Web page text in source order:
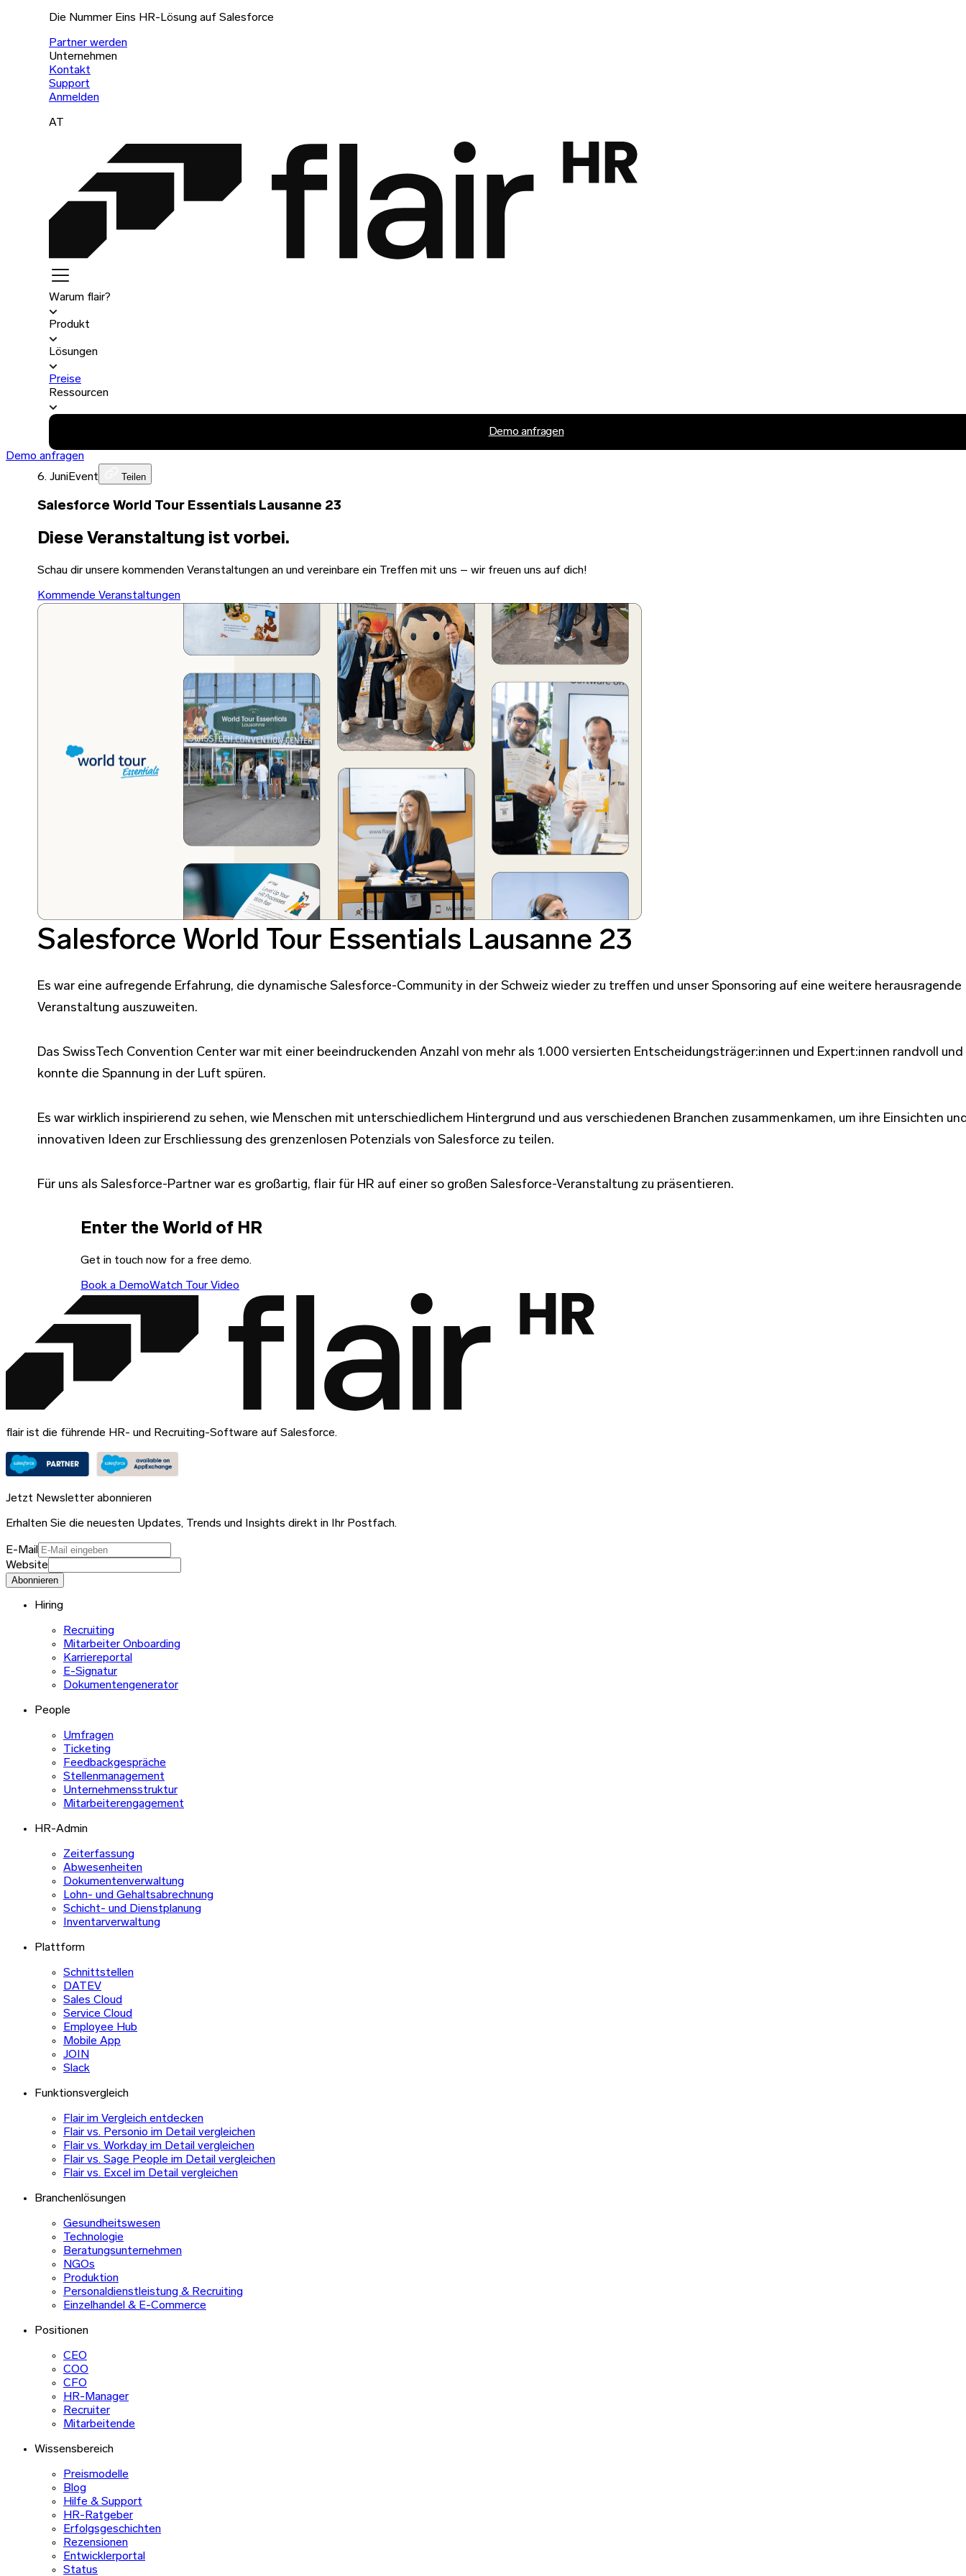
Die Nummer Eins HR-Lösung auf Salesforce
Partner werden
Unternehmen
Kontakt
Support
Anmelden
AT
Warum flair?
Produkt
Lösungen
Preise
Ressourcen
Demo anfragen
Demo anfragen
6. JuniEvent Teilen
Salesforce World Tour Essentials Lausanne 23
Diese Veranstaltung ist vorbei.
Schau dir unsere kommenden Veranstaltungen an und vereinbare ein Treffen mit uns – wir freuen uns auf dich!
Kommende Veranstaltungen
Salesforce World Tour Essentials Lausanne 23
Es war eine aufregende Erfahrung, die dynamische Salesforce-Community in der Schweiz wieder zu treffen und unser Sponsoring auf eine weitere herausragende
Veranstaltung auszuweiten.
Das SwissTech Convention Center war mit einer beeindruckenden Anzahl von mehr als 1.000 versierten Entscheidungsträger:innen und Expert:innen randvoll und
konnte die Spannung in der Luft spüren.
Es war wirklich inspirierend zu sehen, wie Menschen mit unterschiedlichem Hintergrund und aus verschiedenen Branchen zusammenkamen, um ihre Einsichten
innovativen Ideen zur Erschliessung des grenzenlosen Potenzials von Salesforce zu teilen.
Für uns als Salesforce-Partner war es großartig, flair für HR auf einer so großen Salesforce-Veranstaltung zu präsentieren.
Enter the World of HR
Get in touch now for a free demo.
Book a DemoWatch Tour Video
flair ist die führende HR- und Recruiting-Software auf Salesforce.
Jetzt Newsletter abonnieren
Erhalten Sie die neuesten Updates, Trends und Insights direkt in Ihr Postfach.
E-Mail
Website
Abonnieren
Hiring
Recruiting
Mitarbeiter Onboarding
Karriereportal
E-Signatur
Dokumentengenerator
People
Umfragen
Ticketing
Feedbackgespräche
Stellenmanagement
Unternehmensstruktur
Mitarbeiterengagement
HR-Admin
Zeiterfassung
Abwesenheiten
Dokumentenverwaltung
Lohn- und Gehaltsabrechnung
Schicht- und Dienstplanung
Inventarverwaltung
Plattform
Schnittstellen
DATEV
Sales Cloud
Service Cloud
Employee Hub
Mobile App
JOIN
Slack
Funktionsvergleich
Flair im Vergleich entdecken
Flair vs. Personio im Detail vergleichen
Flair vs. Workday im Detail vergleichen
Flair vs. Sage People im Detail vergleichen
Flair vs. Excel im Detail vergleichen
Branchenlösungen
Gesundheitswesen
Technologie
Beratungsunternehmen
NGOs
Produktion
Personaldienstleistung & Recruiting
Einzelhandel & E-Commerce
Positionen
CEO
COO
CFO
HR-Manager
Recruiter
Mitarbeitende
Wissensbereich
Preismodelle
Blog
Hilfe & Support
HR-Ratgeber
Erfolgsgeschichten
Rezensionen
Entwicklerportal
Status